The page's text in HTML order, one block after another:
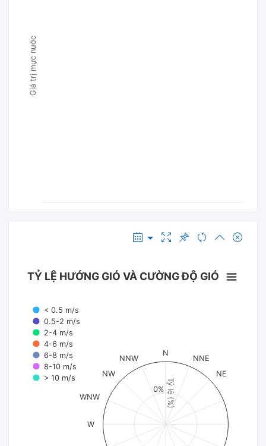
Giá trị mực nước
Tỷ lệ (%)
TỶ LỆ HƯỚNG GIÓ VÀ CƯỜNG ĐỘ GIÓ
< 0.5 m/s
0.5-2 m/s
2-4 m/s
4-6 m/s
6-8 m/s
8-10 m/s
> 10 m/s
N
NNE
NE
W
WNW
NW
NNW
0%